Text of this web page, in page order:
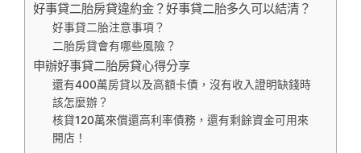
好事貸二胎房貸違約金？好事貸二胎多久可以結清？
好事貸二胎注意事項？
二胎房貸會有哪些風險？
申辦好事貸二胎房貸心得分享
還有400萬房貸以及高額卡債，沒有收入證明缺錢時
該怎麼辦？
核貸120萬來償還高利率債務，還有剩餘資金可用來
開店！